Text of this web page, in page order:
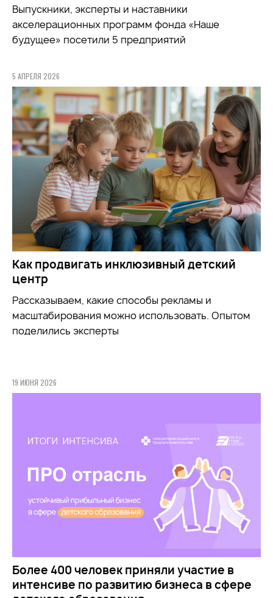
Выпускники, эксперты и наставники
акселерационных программ фонда «Наше
будущее» посетили 5 предприятий
5 АПРЕЛЯ 2026
Как продвигать инклюзивный детский
центр
Рассказываем, какие способы рекламы и
масштабирования можно использовать. Опытом
поделились эксперты
19 ИЮНЯ 2026
Более 400 человек приняли участие в
интенсиве по развитию бизнеса в сфере